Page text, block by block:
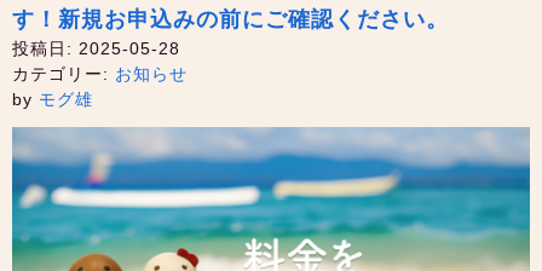
す！新規お申込みの前にご確認ください。
投稿日: 2025-05-28
カテゴリー: お知らせ
by モグ雄